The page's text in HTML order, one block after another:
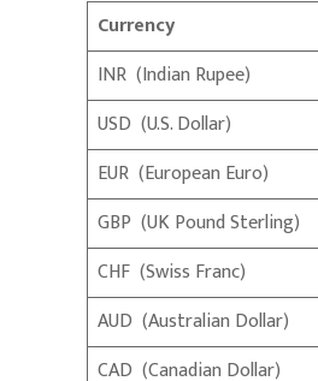
Currency
INR (Indian Rupee)
USD (U.S. Dollar)
EUR (European Euro)
GBP (UK Pound Sterling)
CHF (Swiss Franc)
AUD (Australian Dollar)
CAD (Canadian Dollar)